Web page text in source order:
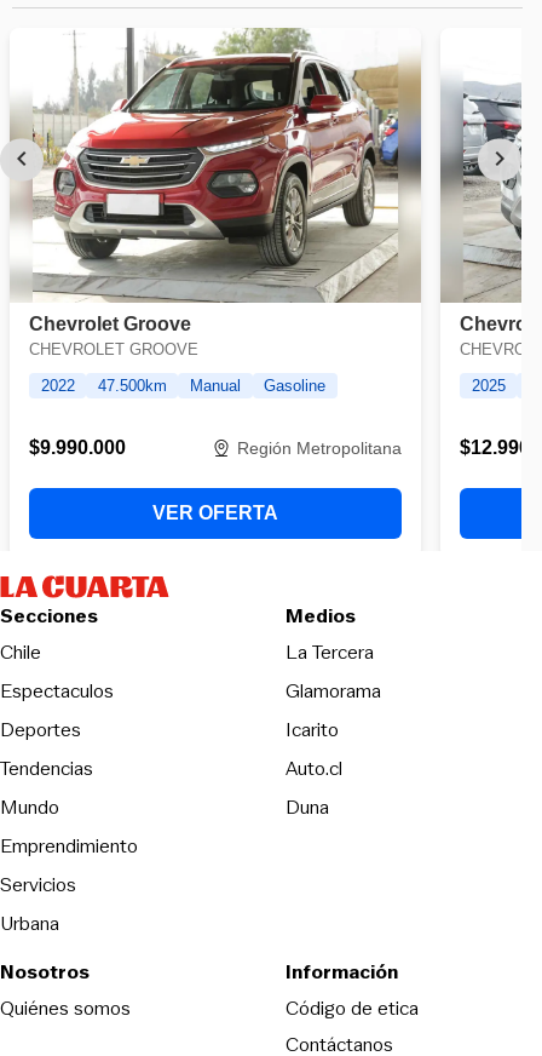
Secciones
Chile
Espectaculos
Deportes
Tendencias
Mundo
Emprendimiento
Servicios
Urbana
Medios
La TerceraOpens in new
Glamorama
Icarito
Auto.cl
DunaOpens in new window
Nosotros
Quiénes somos
Información
Código de eticaOpens in new
Contáctanos